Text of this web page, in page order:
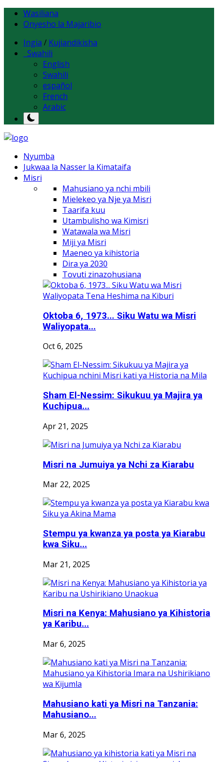
Wasiliana
Onyesho la Majaribio
Ingia / Kujiandikisha
Swahili
English
Swahili
español
French
Arabic
Nyumba
Jukwaa la Nasser la Kimataifa
Misri
Mahusiano ya nchi mbili
Mielekeo ya Nje ya Misri
Taarifa kuu
Utambulisho wa Kimisri
Watawala wa Misri
Miji ya Misri
Maeneo ya kihistoria
Dira ya 2030
Tovuti zinazohusiana
Oktoba 6, 1973... Siku Watu wa Misri
Waliyopata...
Oct 6, 2025
Sham El-Nessim: Sikukuu ya Majira ya
Kuchipua...
Apr 21, 2025
Misri na Jumuiya ya Nchi za Kiarabu
Mar 22, 2025
Stempu ya kwanza ya posta ya Kiarabu
kwa Siku...
Mar 21, 2025
Misri na Kenya: Mahusiano ya Kihistoria
ya Karibu...
Mar 6, 2025
Mahusiano kati ya Misri na Tanzania:
Mahusiano...
Mar 6, 2025